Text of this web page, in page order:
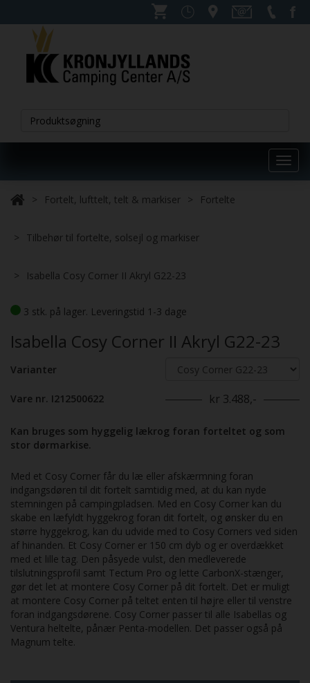
Fortelt, lufttelt, telt & markiser Fortelte
Tilbehør til fortelte, solsejl og markiser
Isabella Cosy Corner II Akryl G22-23
3 stk. på lager. Leveringstid 1-3 dage
Isabella Cosy Corner II Akryl G22-23
Varianter
Vare nr. I212500622 kr 3.488,-
Kan bruges som hyggelig lækrog foran forteltet og som
stor dørmarkise.
Med et Cosy Corner får du læ eller afskærmning foran
indgangsdøren til dit fortelt samtidig med, at du kan nyde
stemningen på campingpladsen. Med en Cosy Corner kan du
skabe en læfyldt hyggekrog foran dit fortelt, og ønsker du en
større hyggekrog, kan du udvide med to Cosy Corners ved siden
af hinanden. Et Cosy Corner er 150 cm dyb og er overdækket
med et lille tag. Den påsyede vulst, den medleverede
tilslutningsprofil samt Tectum Pro og lette CarbonX-stænger,
gør det let at montere Cosy Corner på dit fortelt. Det er muligt
at montere Cosy Corner på teltet enten til højre eller til venstre
foran indgangsdørene. Cosy Corner passer til alle Isabellas og
Ventura heltelte, pånær Penta-modellen. Det passer også på
Magnum telte.